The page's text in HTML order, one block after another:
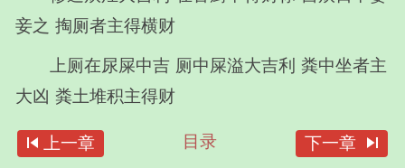
妾之 掏厕者主得横财
上厕在尿屎中吉 厕中屎溢大吉利 粪中坐者主
大凶 粪土堆积主得财
skip_previous 上一章 目录 下一章 skip_next